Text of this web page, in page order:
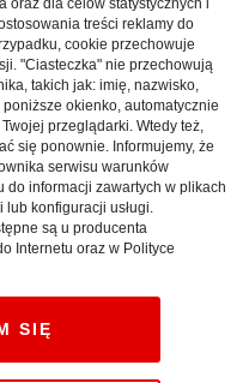
wyścigu przyciągnął
Na starcie ponownie
ORLEN – Robert
Wojciech
Olszewski,
, Rafał Sarnecki,
W rywalizacji wzięli
innymi Wielkiej
a nawet Tajlandii.
a rywalizacja zacięta do
i Adam Pierzga.
Zielińska. W klasyfikacji
treści reklamy do
cookie przechowuje
"Ciasteczka" nie przechowują
takich jak: imię, nazwisko,
okienko, automatycznie
przeglądarki. Wtedy też,
się ponownie. Informujemy, że
serwisu warunków
informacji zawartych w plikach
konfiguracji usługi.
są u producenta
Internetu oraz w Polityce
SIĘ